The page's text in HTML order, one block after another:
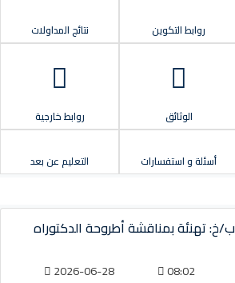
روابط التكوين نتائج المداولات
الوثائق روابط خارجية
أسئلة و استفسارات التعليم عن بعد
ب/خ: تهنئة بمناقشة أطروحة الدكتوراه
08:02
2026-06-28